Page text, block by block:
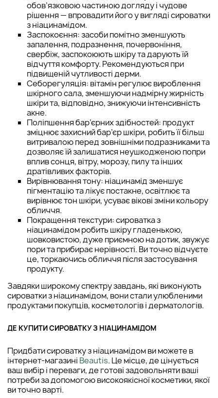
обов’язковою частиною догляду і чудове
рішення — впровадити його у вигляді сироватки
з ніацинамідом.
Заспокоєння: засоби помітно зменшують
запалення, подразнення, почервоніння,
свербіж, заспокоюють шкіру та дарують їй
відчуття комфорту. Рекомендуються при
підвищеній чутливості дерми.
Себорегуляція: вітамін регулює вироблення
шкірного сала, зменшуючи надмірну жирність
шкіри та, відповідно, знижуючи інтенсивність
акне.
Поліпшення бар’єрних здібностей: продукт
зміцнює захисний бар’єр шкіри, робить її більш
витривалою перед зовнішніми подразниками та
дозволяє їй залишатися неушкодженою попри
вплив сонця, вітру, морозу, пилу та інших
дратівливих факторів.
Вирівнювання тону: ніацинамід зменшує
пігментацію та лікує постакне, освітлює та
вирівнює тон шкіри, усуває вікові зміни кольору
обличчя.
Покращення текстури: сироватка з
ніацинамідом робить шкіру гладенькою,
шовковистою, дуже приємною на дотик, звужує
пори та прибирає нерівності. Ви точно відчуєте
це, торкаючись обличчя після застосування
продукту.
Завдяки широкому спектру завдань, які виконують
сироватки з ніацинамідом, вони стали улюбленими
продуктами покупців, косметологів і дерматологів.
ДЕ КУПИТИ СИРОВАТКУ З НІАЦИНАМІДОМ
Придбати сироватку з ніацинамідом ви можете в
інтернет-магазині Beautis. Це місце, де цінується
ваш вибір і переваги, де готові задовольняти ваші
потреби за допомогою високоякісної косметики, якої
ви точно варті.